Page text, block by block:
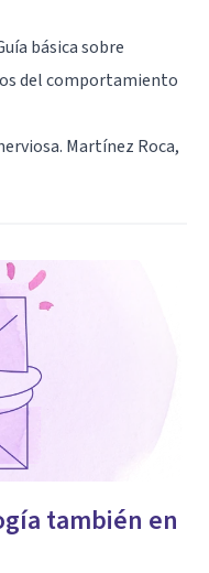
básica sobre
del comportamiento
Martínez Roca,
también en